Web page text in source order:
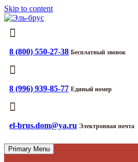
Skip to content
Эль-брус
Дома из бруса, бани из бруса,
8 (800) 550-27-38 Бесплатный звонок
8 (996) 939-85-77 Единый номер
el-brus.dom@ya.ru Электронная почта
Primary Menu